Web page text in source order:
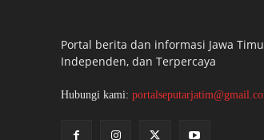
Portal berita dan informasi Jawa
Independen, dan Terpercaya
Hubungi kami: